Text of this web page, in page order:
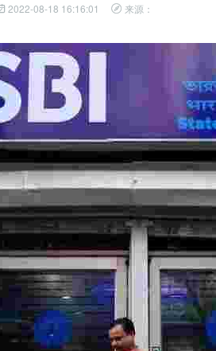
2022-08-18 16:16:01 来源：
解除